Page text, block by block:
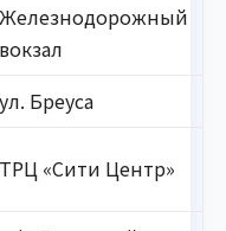
Железнодорожный
вокзал
ул. Бреуса
ТРЦ «Сити Центр»